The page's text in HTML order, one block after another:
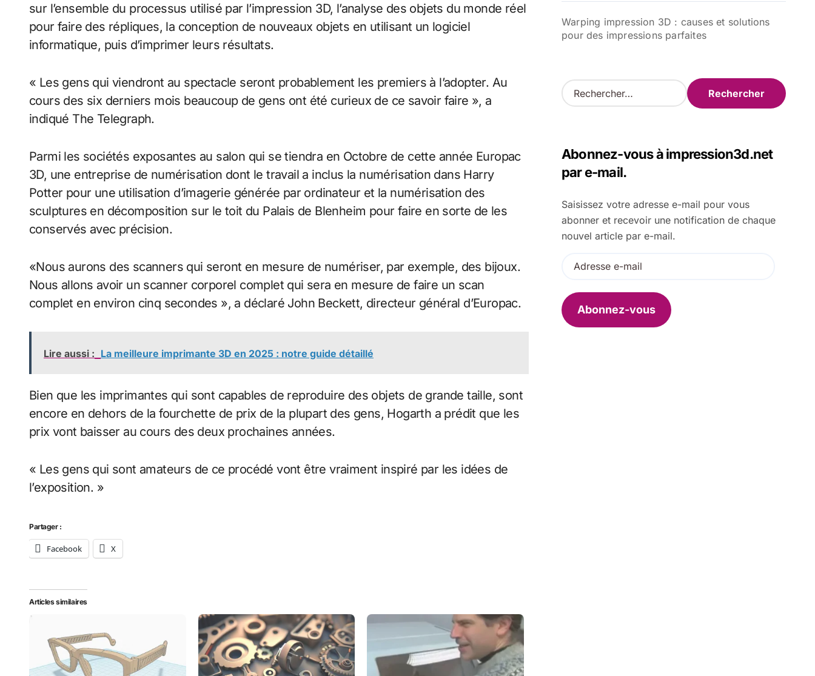
sur l’ensemble du processus utilisé par l’impression 3D, l’analyse des objets du monde réel
pour faire des répliques, la conception de nouveaux objets en utilisant un logiciel
informatique, puis d’imprimer leurs résultats.
« Les gens qui viendront au spectacle seront probablement les premiers à l’adopter. Au
cours des six derniers mois beaucoup de gens ont été curieux de ce savoir faire », a
indiqué The Telegraph.
Parmi les sociétés exposantes au salon qui se tiendra en Octobre de cette année Europac
3D, une entreprise de numérisation dont le travail a inclus la numérisation dans Harry
Potter pour une utilisation d’imagerie générée par ordinateur et la numérisation des
sculptures en décomposition sur le toit du Palais de Blenheim pour faire en sorte de les
conservés avec précision.
«Nous aurons des scanners qui seront en mesure de numériser, par exemple, des bijoux.
Nous allons avoir un scanner corporel complet qui sera en mesure de faire un scan
complet en environ cinq secondes », a déclaré John Beckett, directeur général d’Europac.
Lire aussi : La meilleure imprimante 3D en 2025 : notre guide détaillé
Bien que les imprimantes qui sont capables de reproduire des objets de grande taille, sont
encore en dehors de la fourchette de prix de la plupart des gens, Hogarth a prédit que les
prix vont baisser au cours des deux prochaines années.
« Les gens qui sont amateurs de ce procédé vont être vraiment inspiré par les idées de
l’exposition. »
Partager :
Facebook X
Articles similaires
Warping impression 3D : causes et solutions
pour des impressions parfaites
R
e
r
h
r
:
Abonnez-vous à impression3d.net
par e-mail.
Saisissez votre adresse e-mail pour vous
abonner et recevoir une notification de chaque
nouvel article par e-mail.
e
s
Abonnez-vous